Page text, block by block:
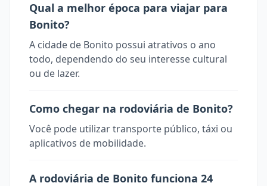
Qual a melhor época para viajar para
Bonito?
A cidade de Bonito possui atrativos o ano
todo, dependendo do seu interesse cultural
ou de lazer.
Como chegar na rodoviária de Bonito?
Você pode utilizar transporte público, táxi ou
aplicativos de mobilidade.
A rodoviária de Bonito funciona 24